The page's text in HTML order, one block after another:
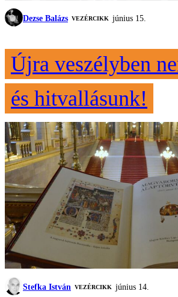
Dezse Balázs VEZÉRCIKK június 15.
Újra veszélyben
és hitvallásunk!
Stefka István VEZÉRCIKK június 14.